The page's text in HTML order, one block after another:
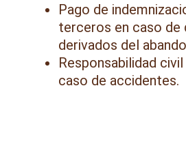
Pago de
terceros en caso de
derivados del
Responsabilidad
caso de accidentes.